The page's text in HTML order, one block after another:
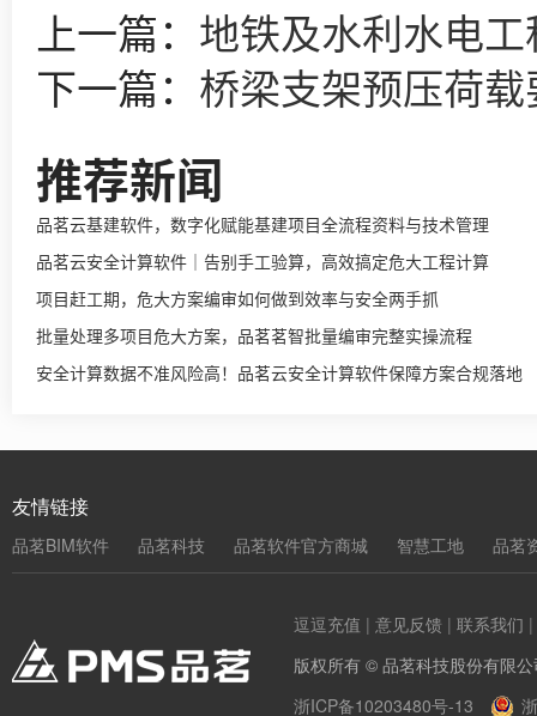
上一篇： 地铁及水利水电
下一篇： 桥梁支架预压荷
推荐新闻
品茗云基建软件，数字化赋能基建项目全流程资料与技术管理
品茗云安全计算软件｜告别手工验算，高效搞定危大工程计算
项目赶工期，危大方案编审如何做到效率与安全两手抓
批量处理多项目危大方案，品茗茗智批量编审完整实操流程
安全计算数据不准风险高！品茗云安全计算软件保障方案合规落地
友情链接
品茗BIM软件 品茗科技 品茗软件官方商城 智慧工地 品茗
逗逗充值 | 意见反馈 | 联系我们 |
版权所有 © 品茗科技股份有限
浙ICP备10203480号-13